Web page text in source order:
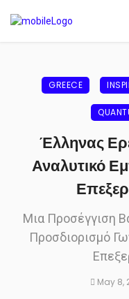
GREECE
Έλληνας
Αναλυτικό
Μια Προσέγγιση
Προσδιορισμό
May 8,